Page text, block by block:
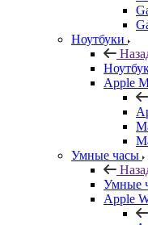
Ноутбуки
Apple
Умные часы
Умные
Apple